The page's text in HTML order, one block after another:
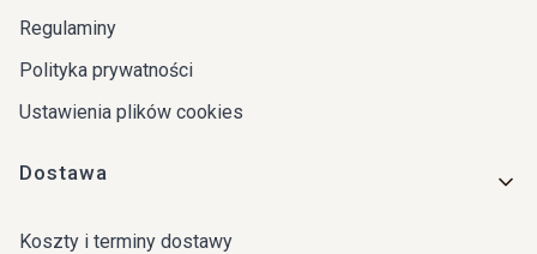
Regulaminy
Polityka prywatności
Ustawienia plików cookies
Dostawa
Koszty i terminy dostawy